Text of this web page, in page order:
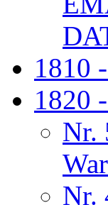
1810
1820
Nr.
Nr.